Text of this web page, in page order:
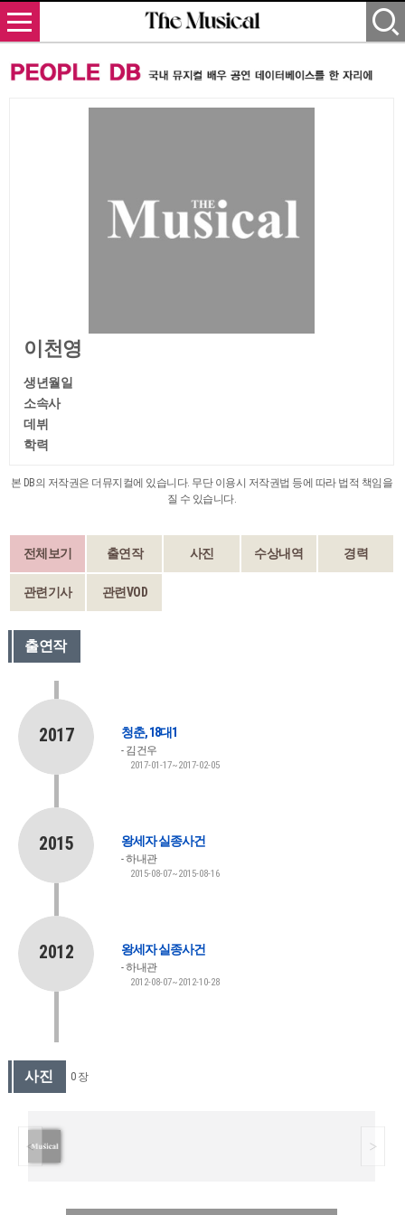
이천영
생년월일
소속사
데뷔
학력
본 DB의 저작권은 더뮤지컬에 있습니다. 무단 이용시 저작권법 등에 따라 법적 책임을
질 수 있습니다.
전체보기 출연작 사진 수상내역 경력
관련기사 관련VOD
출연작
2017 청춘, 18대1
김건우
2017-01-17~2017-02-05
2015 왕세자 실종사건
하내관
2015-08-07~2015-08-16
2012 왕세자 실종사건
하내관
2012-08-07~2012-10-28
사진 0 장